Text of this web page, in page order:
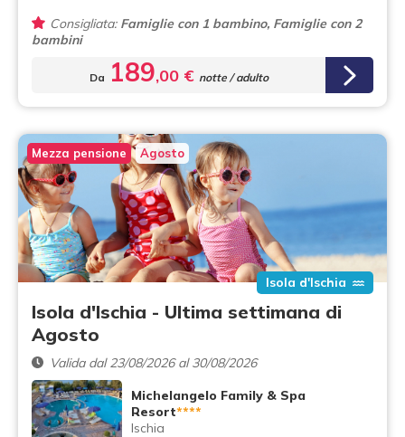
Consigliata:Famiglie con 1 bambino, Famiglie con 2
bambini
Da 189,00 € notte / adulto
Mezza pensione Agosto
Isola d'Ischia
Isola d'Ischia - Ultima settimana di
Agosto
Valida dal 23/08/2026 al 30/08/2026
Michelangelo Family & Spa
Resort****
Ischia